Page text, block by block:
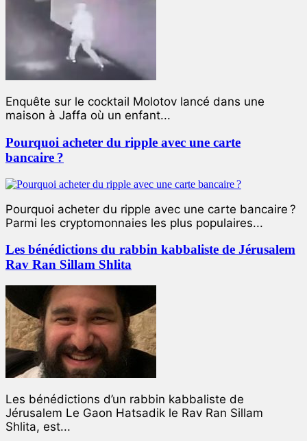
Enquête sur le cocktail Molotov lancé dans une
maison à Jaffa où un enfant...
Pourquoi acheter du ripple avec une carte
bancaire ?
Pourquoi acheter du ripple avec une carte bancaire ?
Parmi les cryptomonnaies les plus populaires...
Les bénédictions du rabbin kabbaliste de Jérusalem
Rav Ran Sillam Shlita
Les bénédictions d’un rabbin kabbaliste de
Jérusalem Le Gaon Hatsadik le Rav Ran Sillam
Shlita, est...